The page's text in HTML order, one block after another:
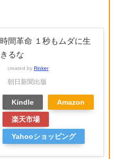
時間革命 １秒もムダに生
きるな
created by Rinker
朝日新聞出版
Kindle Amazon
楽天市場
Yahooショッピング